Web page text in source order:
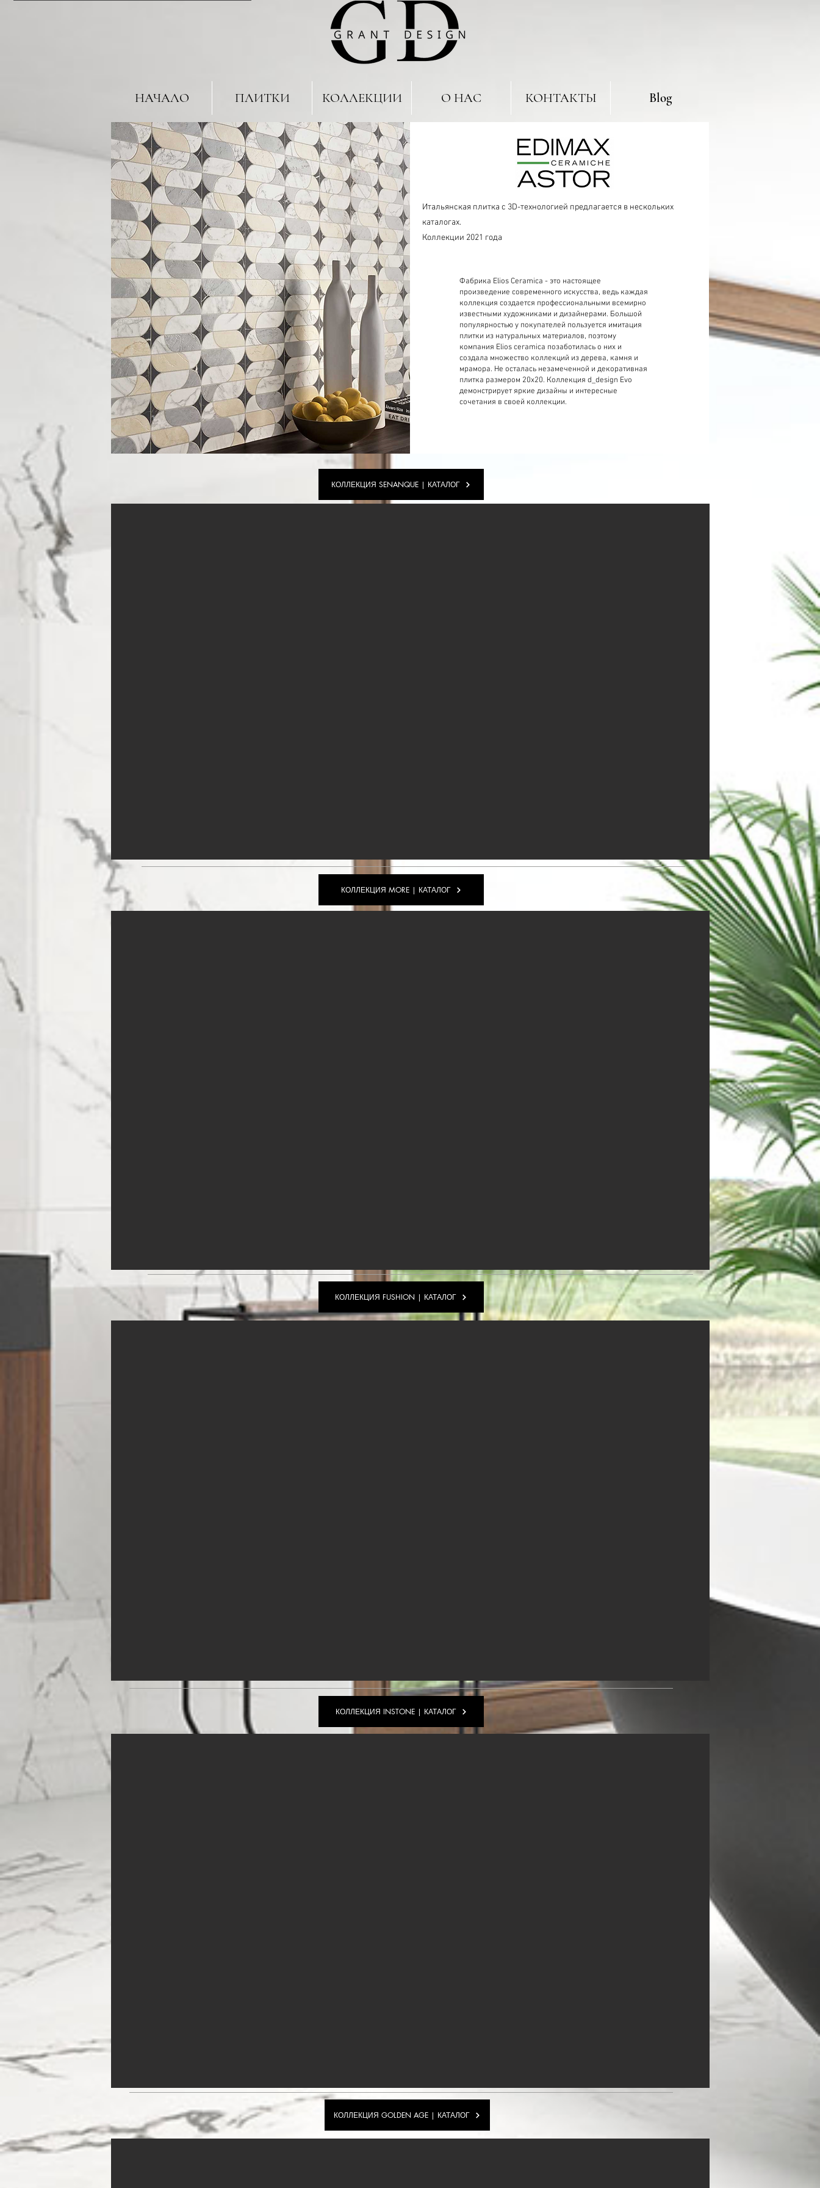
НАЧАЛО ПЛИТКИ КОЛЛЕКЦИИ О НАС КОНТАКТЫ Blog
Итальянская плитка с 3D-технологией предлагается в нескольких
каталогах.
Коллекции 2021 года
Фабрика Elios Ceramica - это настоящее
произведение современного искусства, ведь каждая
коллекция создается профессиональными всемирно
известными художниками и дизайнерами. Большой
популярностью у покупателей пользуется имитация
плитки из натуральных материалов, поэтому
компания Elios ceramica позаботилась о них и
создала множество коллекций из дерева, камня и
мрамора. Не осталась незамеченной и декоративная
плитка размером 20х20. Коллекция d_design Evo
демонстрирует яркие дизайны и интересные
сочетания в своей коллекции.
КОЛЛЕКЦИЯ SENANQUE | КАТАЛОГ
КОЛЛЕКЦИЯ MORE | КАТАЛОГ
КОЛЛЕКЦИЯ FUSHION | КАТАЛОГ
КОЛЛЕКЦИЯ INSTONE | КАТАЛОГ
КОЛЛЕКЦИЯ GOLDEN AGE | КАТАЛОГ